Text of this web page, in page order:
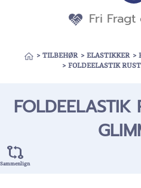
Fri
> TILBEHØR > ELASTIKKER >
> FOLDEELASTIK
Sammenlign